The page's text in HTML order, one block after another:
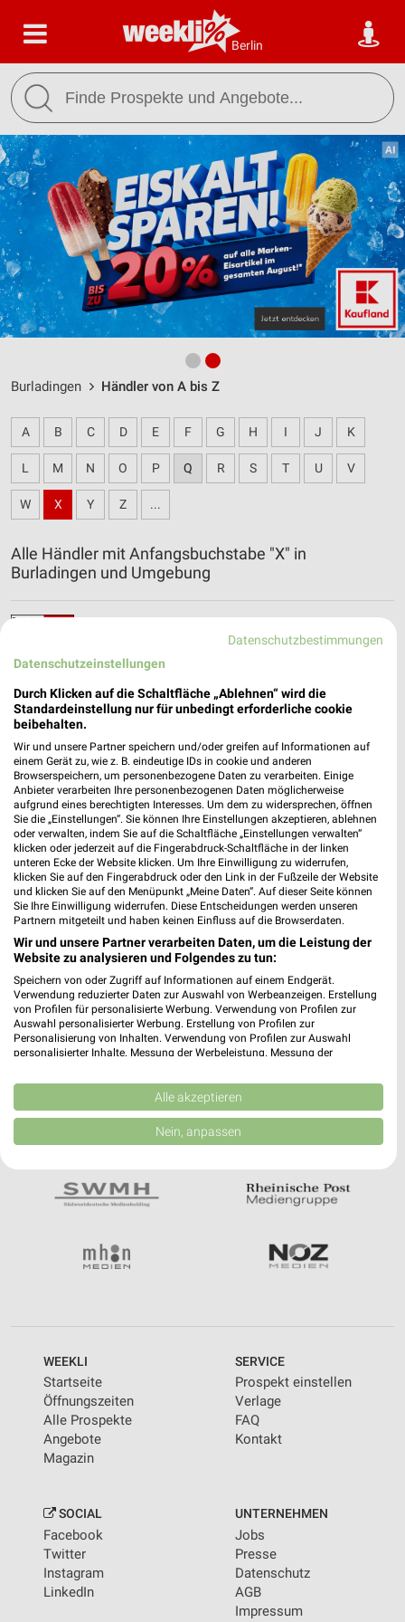
Berlin
Burladingen Händler von A bis Z
A B C D E F G H I J K
L M N O P Q R S T U V
W X Y Z ...
Alle Händler mit Anfangsbuchstabe "X" in
Burladingen und Umgebung
Noch mehr Angebote in
der weekli App!
Jetzt kostenlos laden
Prospekte App für Android
Prospekte App für iOS
Kostenlos im App Store erhältlich
WEEKLI
Startseite
Öffnungszeiten
Alle Prospekte
Angebote
Magazin
SERVICE
Prospekt einstellen
Verlage
FAQ
Kontakt
SOCIAL
Facebook
Twitter
Instagram
LinkedIn
UNTERNEHMEN
Jobs
Presse
Datenschutz
AGB
Impressum
Datenschutzbestimmungen
Datenschutzeinstellungen
Durch Klicken auf die Schaltfläche „Ablehnen“ wird die
Standardeinstellung nur für unbedingt erforderliche cookie
beibehalten.
Wir und unsere Partner speichern und/oder greifen auf Informationen auf
einem Gerät zu, wie z. B. eindeutige IDs in cookie und anderen
Browserspeichern, um personenbezogene Daten zu verarbeiten. Einige
Anbieter verarbeiten Ihre personenbezogenen Daten möglicherweise
aufgrund eines berechtigten Interesses. Um dem zu widersprechen, öffnen
Sie die „Einstellungen“. Sie können Ihre Einstellungen akzeptieren, ablehnen
oder verwalten, indem Sie auf die Schaltfläche „Einstellungen verwalten“
klicken oder jederzeit auf die Fingerabdruck-Schaltfläche in der linken
unteren Ecke der Website klicken. Um Ihre Einwilligung zu widerrufen,
klicken Sie auf den Fingerabdruck oder den Link in der Fußzeile der Website
und klicken Sie auf den Menüpunkt „Meine Daten“. Auf dieser Seite können
Sie Ihre Einwilligung widerrufen. Diese Entscheidungen werden unseren
Partnern mitgeteilt und haben keinen Einfluss auf die Browserdaten.
Wir und unsere Partner verarbeiten Daten, um die Leistung der
Website zu analysieren und Folgendes zu tun:
Speichern von oder Zugriff auf Informationen auf einem Endgerät.
Verwendung reduzierter Daten zur Auswahl von Werbeanzeigen. Erstellung
von Profilen für personalisierte Werbung. Verwendung von Profilen zur
Auswahl personalisierter Werbung. Erstellung von Profilen zur
Personalisierung von Inhalten. Verwendung von Profilen zur Auswahl
personalisierter Inhalte. Messung der Werbeleistung. Messung der
Kombinationen von Daten aus verschiedenen Quellen. Entwicklung und
Verbesserung der Angebote. Verwendung reduzierter Daten zur Auswahl
von Inhalten.
Daten können außerhalb der Europäischen Union weitergegeben und in die
Website/App.
Partnerliste anzeigen (1 IAB-Anbieter)
IAB-Verarbeitungszwecke:
Speichern von oder Zugriff auf Informationen
Erstellung von Profilen für personalisierte
Werbung
Verwendung von Profilen zur Auswahl
personalisierter Werbung
Verwendung von Profilen zur Auswahl
personalisierter Inhalte
Messung der Werbeleistung
Alle akzeptieren
Nein, anpassen